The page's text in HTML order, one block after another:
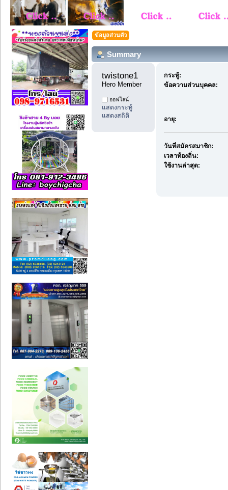
ข้อมูลส่วนตัว
Summary
twistone1
Hero Member
ออฟไลน์
แสดงกระทู้
แสดงสถิติ
กระทู้:
ข้อความส่วนบุคคล:
อายุ:
วันที่สมัครสมาชิก:
เวลาท้องถิ่น:
ใช้งานล่าสุด: